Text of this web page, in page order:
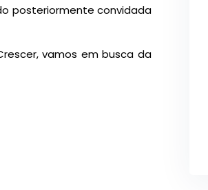
posteriormente convidada
vamos em busca da